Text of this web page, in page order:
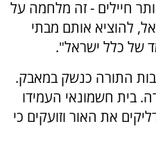
חיילים - זה מלחמה על
להוציא אותם מבתי
של כלל ישראל".
התורה כנשק במאבק.
בית חשמונאי העמידו
את האור וזועקים כי